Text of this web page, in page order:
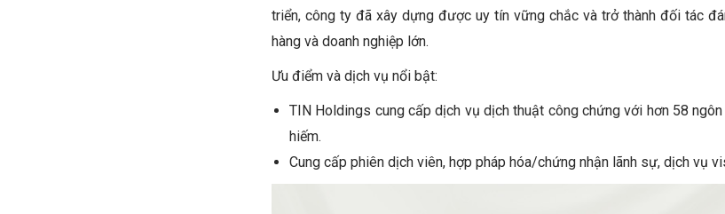
triển, công ty đã xây dựng được uy tín vững chắc và trở thành đối tác
hàng và doanh nghiệp lớn.
Ưu điểm và dịch vụ nổi bật:
TIN Holdings cung cấp dịch vụ dịch thuật công chứng với hơn 58
hiếm.
Cung cấp phiên dịch viên, hợp pháp hóa/chứng nhận lãnh sự, dịch vụ